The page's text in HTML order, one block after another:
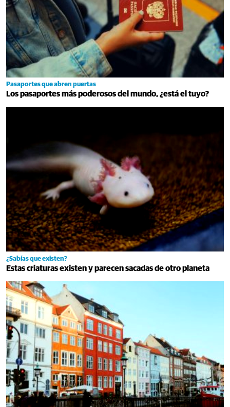
Pasaportes que abren puertas
Los pasaportes más poderosos del mundo, ¿está el tuyo?
¿Sabías que existen?
Estas criaturas existen y parecen sacadas de otro planeta